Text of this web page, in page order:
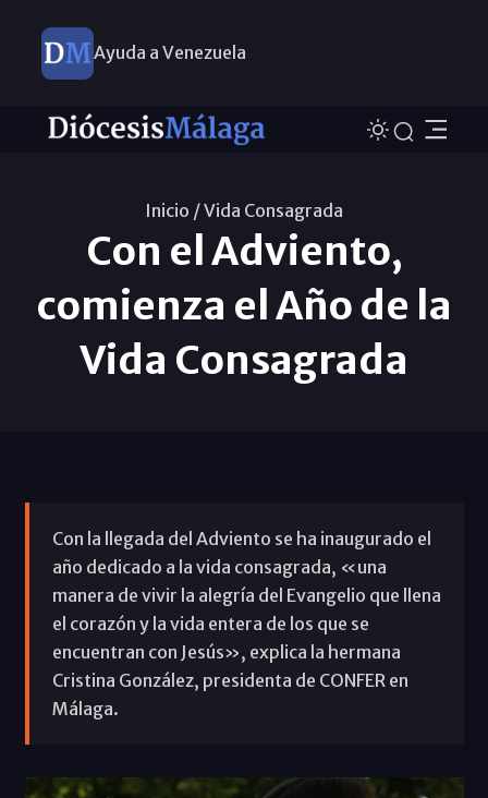
Ayuda a Venezuela
Inicio /Vida Consagrada
Con el Adviento,
comienza el Año de la
Vida Consagrada
Con la llegada del Adviento se ha inaugurado el
año dedicado a la vida consagrada, «una
manera de vivir la alegría del Evangelio que llena
el corazón y la vida entera de los que se
encuentran con Jesús», explica la hermana
Cristina González, presidenta de CONFER en
Málaga.